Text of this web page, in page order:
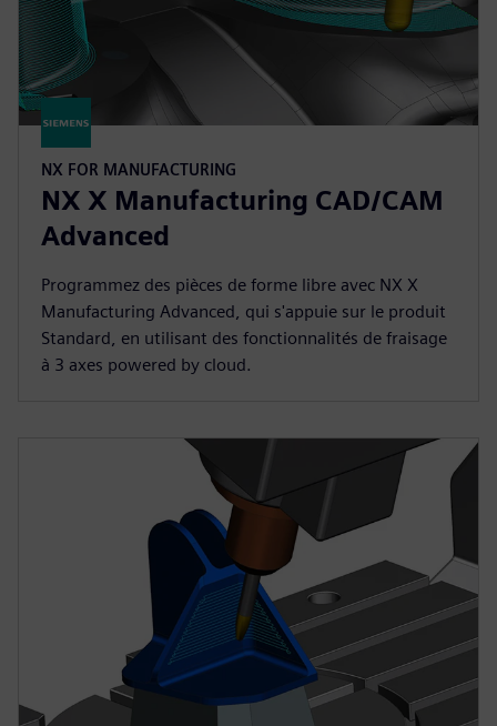
NX FOR MANUFACTURING
NX X Manufacturing CAD/CAM
Advanced
Programmez des pièces de forme libre avec NX X
Manufacturing Advanced, qui s'appuie sur le produit
Standard, en utilisant des fonctionnalités de fraisage
à 3 axes powered by cloud.